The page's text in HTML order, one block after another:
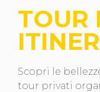
TOUR
Scopri le
tour privati